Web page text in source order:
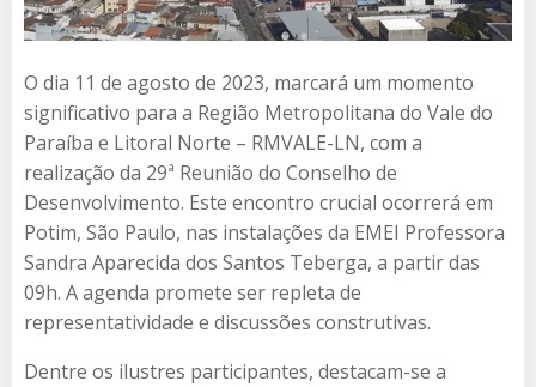
O dia 11 de agosto de 2023, marcará um momento
significativo para a Região Metropolitana do Vale do
Paraíba e Litoral Norte – RMVALE-LN, com a
realização da 29ª Reunião do Conselho de
Desenvolvimento. Este encontro crucial ocorrerá em
Potim, São Paulo, nas instalações da EMEI Professora
Sandra Aparecida dos Santos Teberga, a partir das
09h. A agenda promete ser repleta de
representatividade e discussões construtivas.
Dentre os ilustres participantes, destacam-se a